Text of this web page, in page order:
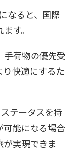
なると、国際
す。
手荷物の優先受
り快適にするた
テータスを持
可能になる場合
実現できま